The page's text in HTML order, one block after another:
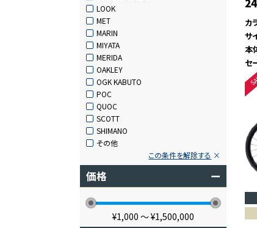
LOOK
MET
MARIN
MIYATA
MERIDA
OAKLEY
OGK KABUTO
POC
QUOC
SCOTT
SHIMANO
その他
この条件を解除する
価格 ー
¥1,000 〜¥1,500,000
カ
サ
本
セ